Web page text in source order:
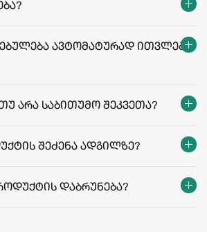
ავტომატურად ითვლება
არა საბითუმო შეკვეთა?
შეძენა ადგილზე?
დაბრუნება?